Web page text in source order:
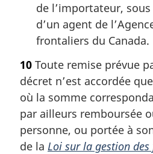
de l’importateur,
d’un agent de
frontaliers du Canada.
10 Toute remise prévue
décret n’est accordée
où la somme
par ailleurs remboursée
personne, ou portée à
de la Loi sur la gestion